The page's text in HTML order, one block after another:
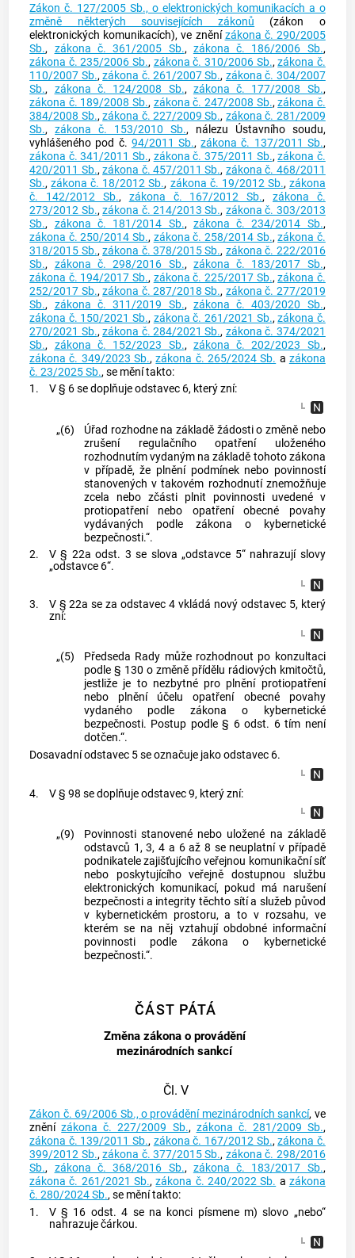
Zákon č. 127/2005 Sb., o elektronických komunikacích a o
změně některých souvisejících zákonů (zákon o
elektronických komunikacích), ve zněnízákona č. 290/2005
Sb., zákona č. 361/2005 Sb., zákona č. 186/2006 Sb.,
zákona č. 235/2006 Sb., zákona č. 310/2006 Sb.,zákona č.
110/2007 Sb.,zákona č. 261/2007 Sb., zákona č. 304/2007
Sb., zákona č. 124/2008 Sb., zákona č. 177/2008 Sb.,
zákona č. 189/2008 Sb., zákona č. 247/2008 Sb.,zákona č.
384/2008 Sb.,zákona č. 227/2009 Sb., zákona č. 281/2009
Sb.,zákona č. 153/2010 Sb., nálezu Ústavního soudu,
vyhlášeného pod č. 94/2011 Sb.,zákona č. 137/2011 Sb.,
zákona č. 341/2011 Sb., zákona č. 375/2011 Sb.,zákona č.
420/2011 Sb.,zákona č. 457/2011 Sb., zákona č. 468/2011
Sb.,zákona č. 18/2012 Sb., zákona č. 19/2012 Sb., zákona
č. 142/2012 Sb., zákona č. 167/2012 Sb., zákona č.
273/2012 Sb.,zákona č. 214/2013 Sb., zákona č. 303/2013
Sb., zákona č. 181/2014 Sb., zákona č. 234/2014 Sb.,
zákona č. 250/2014 Sb., zákona č. 258/2014 Sb.,zákona č.
318/2015 Sb.,zákona č. 378/2015 Sb., zákona č. 222/2016
Sb., zákona č. 298/2016 Sb., zákona č. 183/2017 Sb.,
zákona č. 194/2017 Sb., zákona č. 225/2017 Sb.,zákona č.
252/2017 Sb.,zákona č. 287/2018 Sb., zákona č. 277/2019
Sb., zákona č. 311/2019 Sb., zákona č. 403/2020 Sb.,
zákona č. 150/2021 Sb., zákona č. 261/2021 Sb.,zákona č.
270/2021 Sb.,zákona č. 284/2021 Sb., zákona č. 374/2021
Sb., zákona č. 152/2023 Sb., zákona č. 202/2023 Sb.,
zákona č. 349/2023 Sb.,zákona č. 265/2024 Sb. a zákona
č. 23/2025 Sb., se mění takto:
1.
V § 6 se doplňuje odstavec 6, který zní:
„(6)
Úřad rozhodne na základě žádosti o změně nebo
zrušení regulačního opatření uloženého
rozhodnutím vydaným na základě tohoto zákona
v případě, že plnění podmínek nebo povinností
stanovených v takovém rozhodnutí znemožňuje
zcela nebo zčásti plnit povinnosti uvedené v
protiopatření nebo opatření obecné povahy
vydávaných podle zákona o kybernetické
bezpečnosti.“.
2.
V § 22a odst. 3 se slova „odstavce 5“ nahrazují slovy
„odstavce 6“.
3.
V § 22a se za odstavec 4 vkládá nový odstavec 5, který
zní:
„(5)
Předseda Rady může rozhodnout po konzultaci
podle § 130 o změně přídělu rádiových kmitočtů,
jestliže je to nezbytné pro plnění protiopatření
nebo plnění účelu opatření obecné povahy
vydaného podle zákona o kybernetické
bezpečnosti. Postup podle § 6 odst. 6 tím není
dotčen.“.
Dosavadní odstavec 5 se označuje jako odstavec 6.
4. V § 98 se doplňuje odstavec 9, který zní:
„(9)
Povinnosti stanovené nebo uložené na základě
odstavců 1, 3, 4 a 6 až 8 se neuplatní v případě
podnikatele zajišťujícího veřejnou komunikační síť
nebo poskytujícího veřejně dostupnou službu
elektronických komunikací, pokud má narušení
bezpečnosti a integrity těchto sítí a služeb původ
v kybernetickém prostoru, a to v rozsahu, ve
kterém se na něj vztahují obdobné informační
povinnosti podle zákona o kybernetické
bezpečnosti.“.
ČÁST PÁTÁ
Změna zákona o provádění
mezinárodních sankcí
Čl. V
Zákon č. 69/2006 Sb., o provádění mezinárodních sankcí, ve
zněnízákona č. 227/2009 Sb., zákona č. 281/2009 Sb.,
zákona č. 139/2011 Sb., zákona č. 167/2012 Sb.,zákona č.
399/2012 Sb.,zákona č. 377/2015 Sb., zákona č. 298/2016
Sb., zákona č. 368/2016 Sb., zákona č. 183/2017 Sb.,
zákona č. 261/2021 Sb.,zákona č. 240/2022 Sb. a zákona
č. 280/2024 Sb., se mění takto:
1.
V § 16 odst. 4 se na konci písmene m) slovo „nebo“
nahrazuje čárkou.